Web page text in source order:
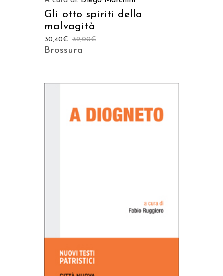
Gli otto spiriti della
malvagità
32,00€
30,40€
Brossura